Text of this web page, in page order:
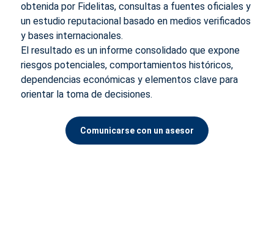
obtenida por Fidelitas, consultas a fuentes oficiales y
un estudio reputacional basado en medios verificados
y bases internacionales.
El resultado es un informe consolidado que expone
riesgos potenciales, comportamientos históricos,
dependencias económicas y elementos clave para
orientar la toma de decisiones.
Comunicarse con un asesor